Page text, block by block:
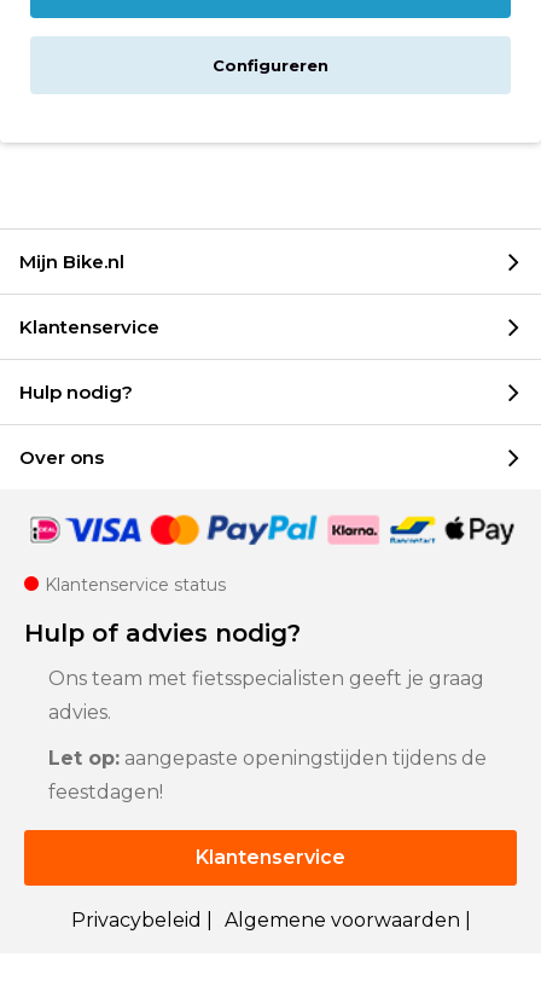
ontvangen, wat moet ik doen?
Mijn Bike.nl
Klantenservice
Hulp nodig?
Over ons
Klantenservice status
Hulp of advies nodig?
Ons team met fietsspecialisten geeft je graag
advies.
Let op: aangepaste openingstijden tijdens de
feestdagen!
Klantenservice
Privacybeleid |
Algemene voorwaarden |
Configureren